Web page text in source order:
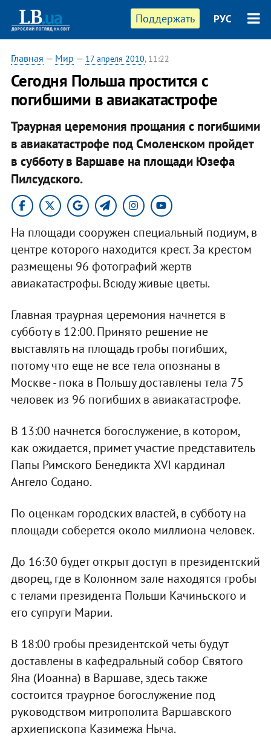
Поддержать РУС
Главная — Мир — 17 апреля 2010, 11:22
Сегодня Польша простится с
погибшими в авиакатастрофе
Траурная церемония прощания с погибшими
в авиакатастрофе под Смоленском пройдет
в субботу в Варшаве на площади Юзефа
Пилсудского.
На площади сооружен специальный подиум, в
центре которого находится крест. За крестом
размещены 96 фотографий жертв
авиакатастрофы. Всюду живые цветы.
Главная траурная церемония начнется в
субботу в 12:00. Принято решение не
выставлять на площадь гробы погибших,
потому что еще не все тела опознаны в
Москве - пока в Польшу доставлены тела 75
человек из 96 погибших в авиакатастрофе.
В 13:00 начнется богослужение, в котором,
как ожидается, примет участие представитель
Папы Римского Бенедикта XVI кардинал
Ангело Содано.
По оценкам городских властей, в субботу на
площади соберется около миллиона человек.
До 16:30 будет открыт доступ в президентский
дворец, где в Колонном зале находятся гробы
с телами президента Польши Качиньского и
его супруги Марии.
В 18:00 гробы президентской четы будут
доставлены в кафедральный собор Святого
Яна (Иоанна) в Варшаве, здесь также
состоится траурное богослужение под
руководством митрополита Варшавского
архиепископа Казимежа Ныча.